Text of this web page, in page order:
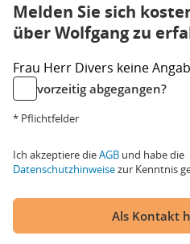
Melden Sie sich
über Wolfgang zu
Frau Herr Divers keine
vorzeitig abgegangen?
* Pflichtfelder
Ich akzeptiere dieAGB und habe die
Datenschutzhinweisezur Kenntnis
Als Kontakt